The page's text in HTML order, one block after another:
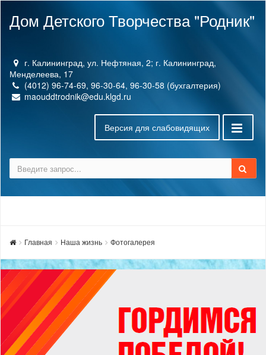
Дом Детского Творчества "Родник"
г. Калининград, ул. Нефтяная, 2; г. Калининград,
Менделеева, 17
(4012) 96-74-69, 96-30-64, 96-30-58 (бухгалтерия)
maouddtrodnik@edu.klgd.ru
Версия для слабовидящих
Главная Наша жизнь Фотогалерея